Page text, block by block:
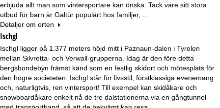
erbjuda allt man som vintersportare kan önska. Tack vare sitt stora
utbud för barn är Galtür populärt hos familjer, …
Detaljer om orten
Ischgl
Ischgl ligger på 1.377 meters höjd mitt i Paznaun-dalen i Tyrolen
mellan Silvretta- och Verwall-grupperna. Idag är den före detta
bergsbondebyn främst känd som en festlig skidort och mötesplats för
den högre societeten. Ischgl står för livsstil, förstklassiga evenemang
och, naturligtvis, ren vintersport! Till exempel kan skidåkare och
snowboardåkare enkelt nå de tre dalstationerna via en gångtunnel